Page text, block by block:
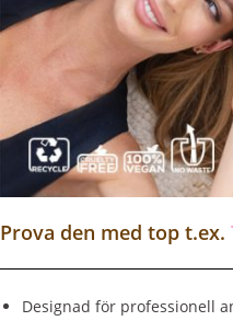
Prova den med top t.ex.
Designad för professionell